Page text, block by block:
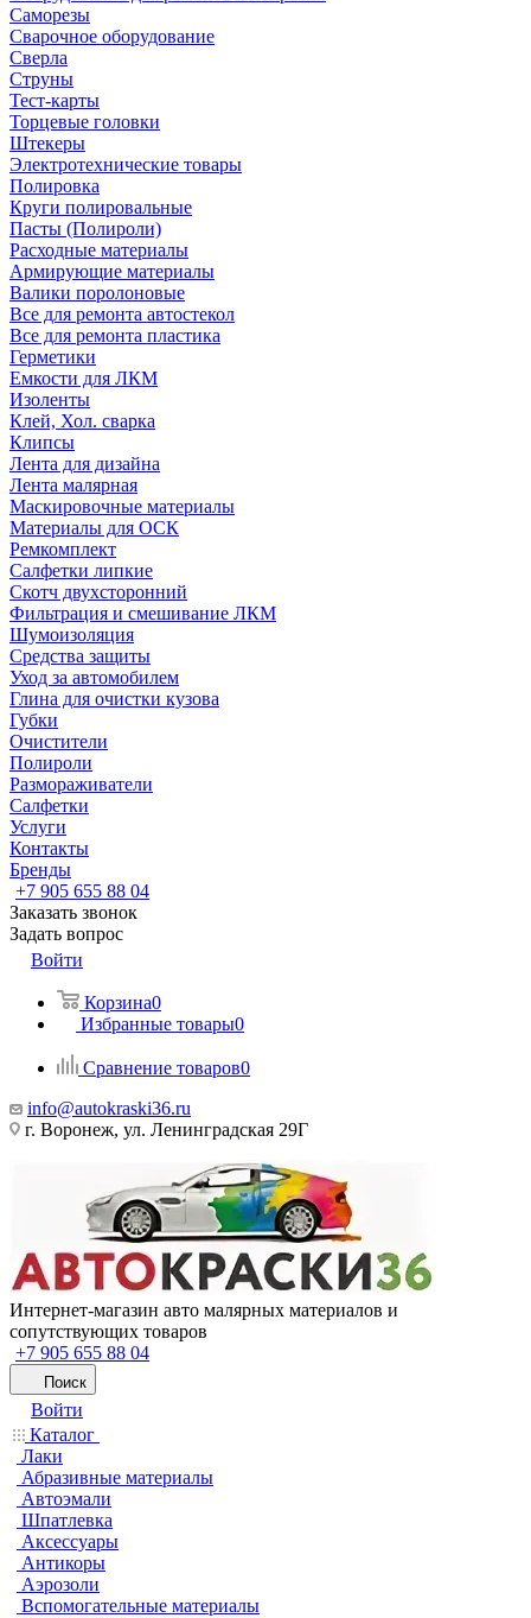
Саморезы
Сварочное оборудование
Сверла
Струны
Тест-карты
Торцевые головки
Штекеры
Электротехнические товары
Полировка
Круги полировальные
Пасты (Полироли)
Расходные материалы
Армирующие материалы
Валики поролоновые
Все для ремонта автостекол
Все для ремонта пластика
Герметики
Емкости для ЛКМ
Изоленты
Клей, Хол. сварка
Клипсы
Лента для дизайна
Лента малярная
Маскировочные материалы
Материалы для ОСК
Ремкомплект
Салфетки липкие
Скотч двухсторонний
Фильтрация и смешивание ЛКМ
Шумоизоляция
Средства защиты
Уход за автомобилем
Глина для очистки кузова
Губки
Очистители
Полироли
Размораживатели
Салфетки
Услуги
Контакты
Бренды
+7 905 655 88 04
Заказать звонок
Задать вопрос
Войти
Корзина0
Избранные товары0
Сравнение товаров0
info@autokraski36.ru
г. Воронеж, ул. Ленинградская 29Г
Интернет-магазин авто малярных материалов и
сопутствующих товаров
+7 905 655 88 04
Поиск
Войти
Каталог
Лаки
Абразивные материалы
Автоэмали
Шпатлевка
Аксессуары
Антикоры
Аэрозоли
Вспомогательные материалы